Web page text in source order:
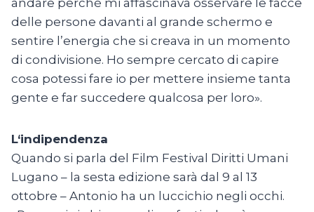
andare perché mi affascinava osservare le facce
delle persone davanti al grande schermo e
sentire l’energia che si creava in un momento
di condivisione. Ho sempre cercato di capire
cosa potessi fare io per mettere insieme tanta
gente e far succedere qualcosa per loro».
L‘indipendenza
Quando si parla del Film Festival Diritti Umani
Lugano – la sesta edizione sarà dal 9 al 13
ottobre – Antonio ha un luccichio negli occhi.